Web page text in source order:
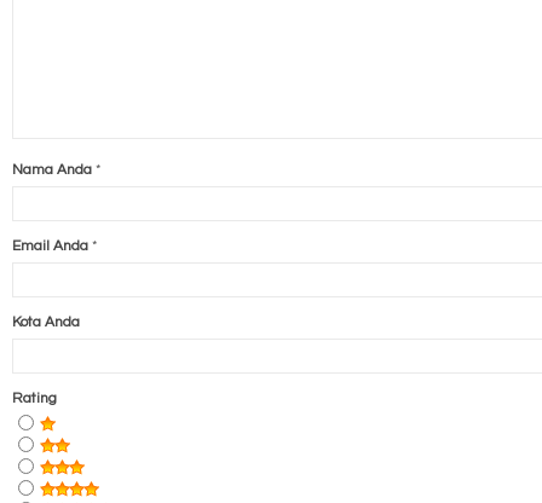
Nama Anda *
Email Anda *
Kota Anda
Rating